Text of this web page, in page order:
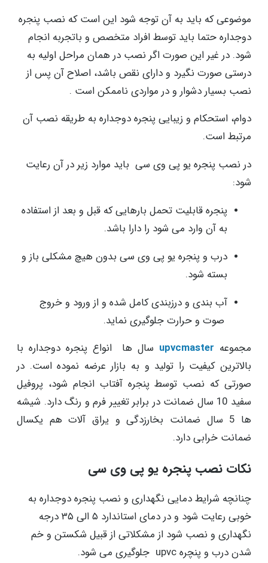
موضوعی که باید به آن توجه شود این است که نصب پنجره
دوجداره حتما باید توسط افراد متخصص و باتجربه انجام
شود. در غیر این صورت اگر نصب در همان مراحل اولیه به
درستی صورت نگیرد و دارای نقص باشد، اصلاح آن پس از
نصب بسیار دشوار و در مواردی ناممکن است .
دوام، استحکام و زیبایی پنجره دوجداره به طریقه نصب آن
مرتبط است.
در نصب پنجره یو پی وی سی باید موارد زیر در آن رعایت
شود:
پنجره قابلیت تحمل بارهایی که قبل و بعد از استفاده
به آن وارد می شود را دارا باشد.
درب و پنجره یو پی وی سی بدون هیچ مشکلی باز و
بسته شود.
آب بندی و درزبندی کامل شده و از ورود و خروج
صوت و حرارت جلوگیری نماید.
مجموعهupvcmasterسال ها انواع پنجره دوجداره با
بالاترین کیفیت را تولید و به بازار عرضه نموده است. در
صورتی که نصب توسط پنجره آفتاب انجام شود، پروفیل
سفید 10 سال ضمانت در برابر تغییر فرم و رنگ دارد. شیشه
ها 5 سال ضمانت بخارزدگی و یراق آلات هم یکسال
ضمانت خرابی دارد.
نکات نصب پنجره یو پی وی سی
چنانچه شرایط دمایی نگهداری و نصب پنجره دوجداره به
خوبی رعایت شود و در دمای استاندارد ۵ الی ۳۵ درجه
نگهداری و نصب شود از مشکلاتی از قبیل شکستن و خم
شدن درب و پنچره upvc جلوگیری می شود.